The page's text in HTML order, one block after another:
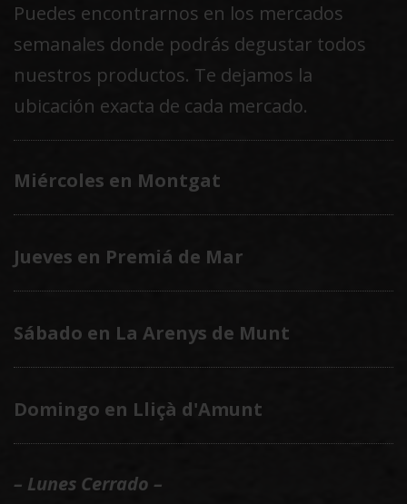
Puedes encontrarnos en los mercados
semanales donde podrás degustar todos
nuestros productos. Te dejamos la
ubicación exacta de cada mercado.
Miércoles en Montgat
Jueves en Premiá de Mar
Sábado en La Arenys de Munt
Domingo en Lliçà d'Amunt
– Lunes Cerrado –